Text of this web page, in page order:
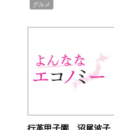
グルメ